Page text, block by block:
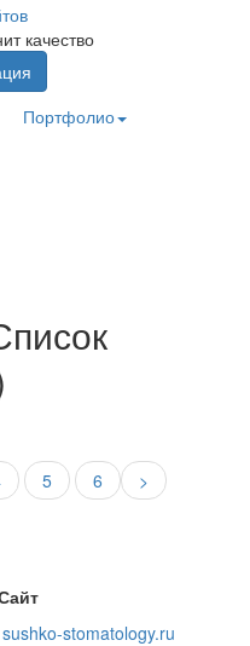
качество
Портфолио
5 6 >
sushko-stomatology.ru